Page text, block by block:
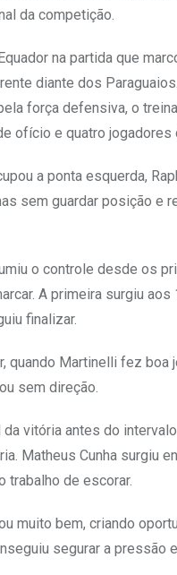
da competição.
na partida que
diante dos
força defensiva, o
ofício e quatro jogadores
a ponta esquerda,
sem guardar posição e
o controle desde os
A primeira surgiu
finalizar.
quando Martinelli fez boa
sem direção.
vitória antes do
Matheus Cunha surgiu
trabalho de escorar.
muito bem, criando
segurar a pressão